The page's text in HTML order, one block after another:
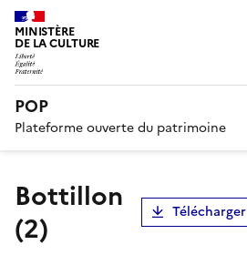
MINISTÈRE
DE LA CULTURE
POP
Plateforme ouverte du patrimoine
bottillon
(2)
Télécharger